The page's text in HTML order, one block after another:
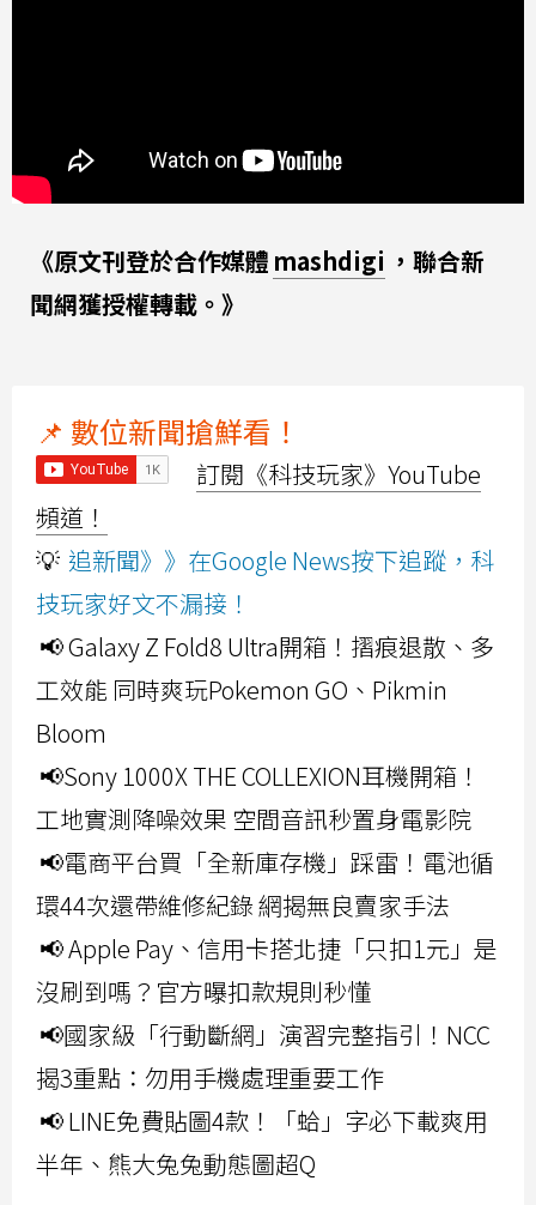
《原文刊登於合作媒體 mashdigi ，聯合新
聞網獲授權轉載。》
📌 數位新聞搶鮮看！
訂閱《科技玩家》YouTube
頻道！
💡 追新聞》》在Google News按下追蹤，科
技玩家好文不漏接！
📢 Galaxy Z Fold8 Ultra開箱！摺痕退散、多
工效能 同時爽玩Pokemon GO、Pikmin
Bloom
📢Sony 1000X THE COLLEXION耳機開箱！
工地實測降噪效果 空間音訊秒置身電影院
📢電商平台買「全新庫存機」踩雷！電池循
環44次還帶維修紀錄 網揭無良賣家手法
📢 Apple Pay、信用卡搭北捷「只扣1元」是
沒刷到嗎？官方曝扣款規則秒懂
📢國家級「行動斷網」演習完整指引！NCC
揭3重點：勿用手機處理重要工作
📢 LINE免費貼圖4款！「蛤」字必下載爽用
半年、熊大兔兔動態圖超Q